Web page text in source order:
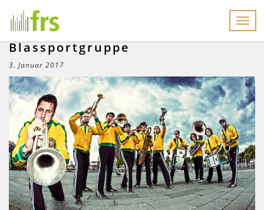
Blassportgruppe
3. Januar 2017